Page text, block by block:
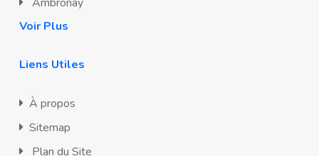
Voir Plus
Liens Utiles
À propos
Sitemap
Plan du Site